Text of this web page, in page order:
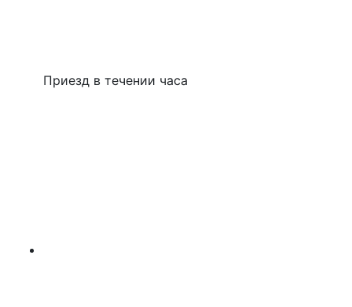
Приезд в течении часа